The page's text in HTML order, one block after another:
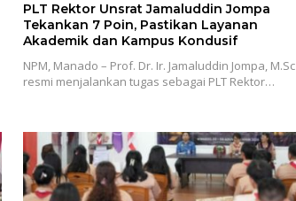
PLT Rektor Unsrat Jamaluddin Jompa
Tekankan 7 Poin, Pastikan Layanan
Akademik dan Kampus Kondusif
NPM, Manado – Prof. Dr. Ir. Jamaluddin Jompa, M.Sc
resmi menjalankan tugas sebagai PLT Rektor…